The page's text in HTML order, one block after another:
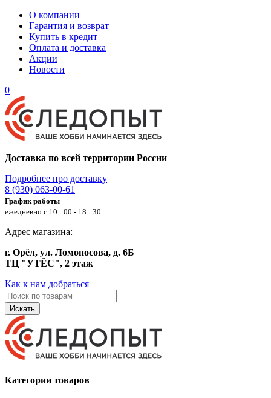
О компании
Гарантия и возврат
Купить в кредит
Оплата и доставка
Акции
Новости
0
Доставка по всей территории России
Подробнее про доставку
8 (930) 063-00-61
График работы
ежедневно с 10 : 00 - 18 : 30
Адрес магазина:
г. Орёл, ул. Ломоносова, д. 6Б
ТЦ "УТЁС", 2 этаж
Как к нам добраться
Искать
Категории товаров